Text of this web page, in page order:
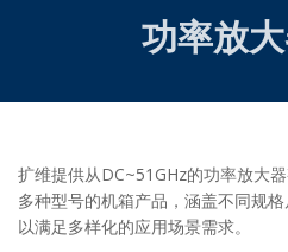
功率放
扩维提供从DC~51GHz的功率放大
多种型号的机箱产品，涵盖不同规
以满足多样化的应用场景需求。